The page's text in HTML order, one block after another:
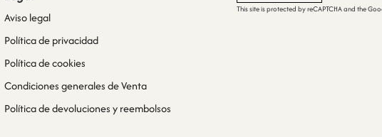
Aviso legal
Política de privacidad
Política de cookies
Condiciones generales de Venta
Política de devoluciones y reembolsos
This site is protected by reCAPTCHA and the